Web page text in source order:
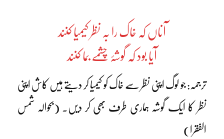
آناں کہ خاک را بہ نظر کیمیا کنند
آیا بود کہ گوشۂ چشمے بما کنند
ترجمہ: جو لوگ اپنی نظر سے خاک کو کیمیا کر دیتے ہیں کاش اپنی
نظر کا ایک گوشہ ہماری طرف بھی کر دیں۔ (بحوالہ شمس
الفقرا)